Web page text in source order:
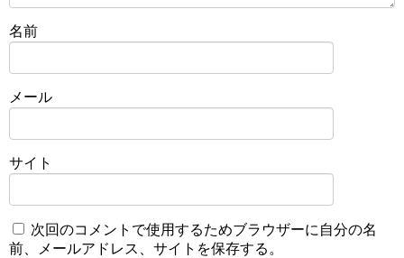
名前
メール
サイト
次回のコメントで使用するためブラウザーに自分の名
前、メールアドレス、サイトを保存する。